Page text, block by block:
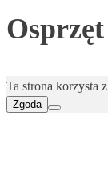
Ta strona korzysta
Zgoda